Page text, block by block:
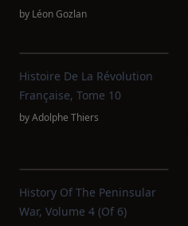
by Léon Gozlan
Histoire De La Révolution
Française, Tome 10
byAdolphe Thiers
History Of The Peninsular
War, Volume 4 (of 6)